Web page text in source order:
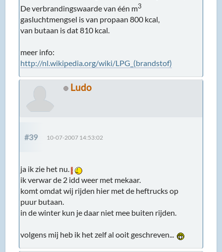
De verbrandingswaarde van één m3
gasluchtmengsel is van propaan 800 kcal,
van butaan is dat 810 kcal.
meer info:
http://nl.wikipedia.org/wiki/LPG_(brandstof)
Ludo
#39 10-07-2007 14:53:02
ja ik zie het nu.
ik verwar de 2 idd weer met mekaar.
komt omdat wij rijden hier met de heftrucks op
puur butaan.
in de winter kun je daar niet mee buiten rijden.
volgens mij heb ik het zelf al ooit geschreven...